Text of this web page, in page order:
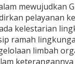
mewujudkan
pelayanan
kelestarian
ramah
limbah